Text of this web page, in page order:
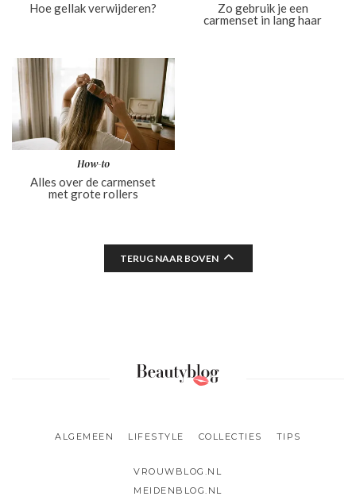
Hoe gellak verwijderen?
Zo gebruik je een
carmenset in lang haar
How-to
Alles over de carmenset
met grote rollers
TERUG NAAR BOVEN
ALGEMEEN LIFESTYLE COLLECTIES TIPS
VROUWBLOG.NL
MEIDENBLOG.NL